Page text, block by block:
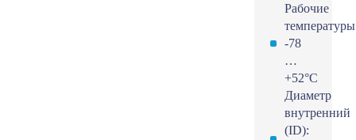
Рабочие
-78
…
+52°С
Диаметр
внутренний
(ID):